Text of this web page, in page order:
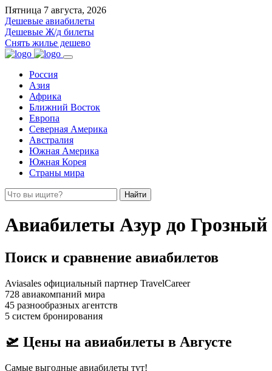
Пятница 7 августа, 2026
Дешевые авиабилеты
Дешевые Ж/д билеты
Снять жилье дешево
Россия
Азия
Африка
Ближний Восток
Европа
Северная Америка
Австралия
Южная Америка
Южная Корея
Страны мира
Найти
Авиабилеты Азур до Грозный
Поиск и сравнение авиабилетов
Aviasales официальный партнер TravelCareer
728 авиакомпаний мира
45 разнообразных агентств
5 систем бронирования
🛫 Цены на авиабилеты в Августе
Самые выгодные авиабилеты тут!